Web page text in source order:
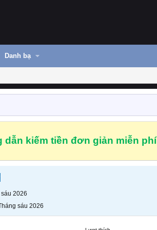
Danh bạ
dẫn kiếm tiền đơn giản miễn phí
2026
sáu 2026